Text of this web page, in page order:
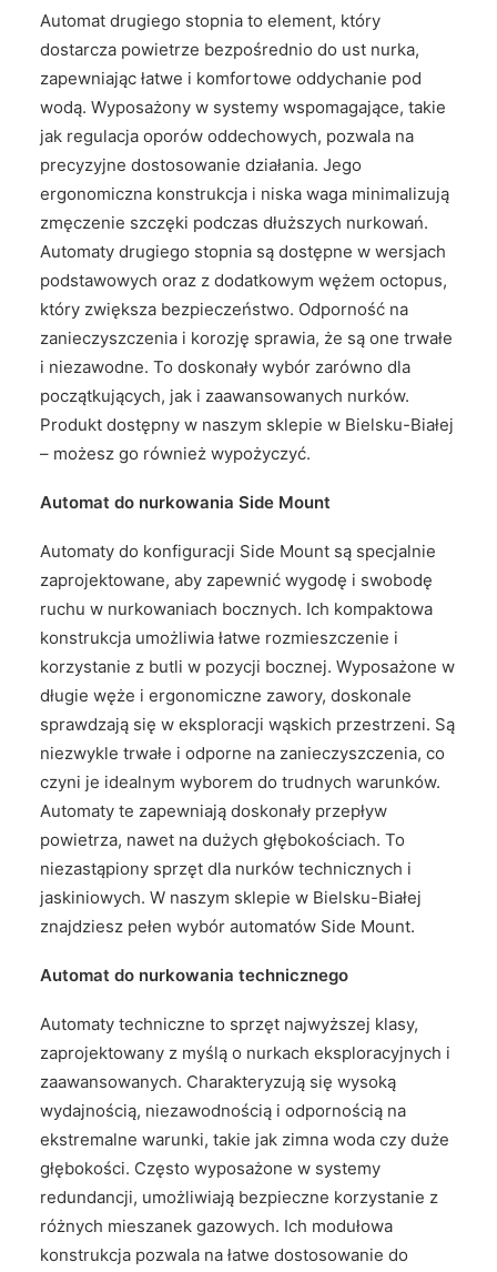
Automat drugiego stopnia to element, który
dostarcza powietrze bezpośrednio do ust nurka,
zapewniając łatwe i komfortowe oddychanie pod
wodą. Wyposażony w systemy wspomagające, takie
jak regulacja oporów oddechowych, pozwala na
precyzyjne dostosowanie działania. Jego
ergonomiczna konstrukcja i niska waga minimalizują
zmęczenie szczęki podczas dłuższych nurkowań.
Automaty drugiego stopnia są dostępne w wersjach
podstawowych oraz z dodatkowym wężem octopus,
który zwiększa bezpieczeństwo. Odporność na
zanieczyszczenia i korozję sprawia, że są one trwałe
i niezawodne. To doskonały wybór zarówno dla
początkujących, jak i zaawansowanych nurków.
Produkt dostępny w naszym sklepie w Bielsku-Białej
– możesz go również wypożyczyć.
Automat do nurkowania Side Mount
Automaty do konfiguracji Side Mount są specjalnie
zaprojektowane, aby zapewnić wygodę i swobodę
ruchu w nurkowaniach bocznych. Ich kompaktowa
konstrukcja umożliwia łatwe rozmieszczenie i
korzystanie z butli w pozycji bocznej. Wyposażone w
długie węże i ergonomiczne zawory, doskonale
sprawdzają się w eksploracji wąskich przestrzeni. Są
niezwykle trwałe i odporne na zanieczyszczenia, co
czyni je idealnym wyborem do trudnych warunków.
Automaty te zapewniają doskonały przepływ
powietrza, nawet na dużych głębokościach. To
niezastąpiony sprzęt dla nurków technicznych i
jaskiniowych. W naszym sklepie w Bielsku-Białej
znajdziesz pełen wybór automatów Side Mount.
Automat do nurkowania technicznego
Automaty techniczne to sprzęt najwyższej klasy,
zaprojektowany z myślą o nurkach eksploracyjnych i
zaawansowanych. Charakteryzują się wysoką
wydajnością, niezawodnością i odpornością na
ekstremalne warunki, takie jak zimna woda czy duże
głębokości. Często wyposażone w systemy
redundancji, umożliwiają bezpieczne korzystanie z
różnych mieszanek gazowych. Ich modułowa
konstrukcja pozwala na łatwe dostosowanie do